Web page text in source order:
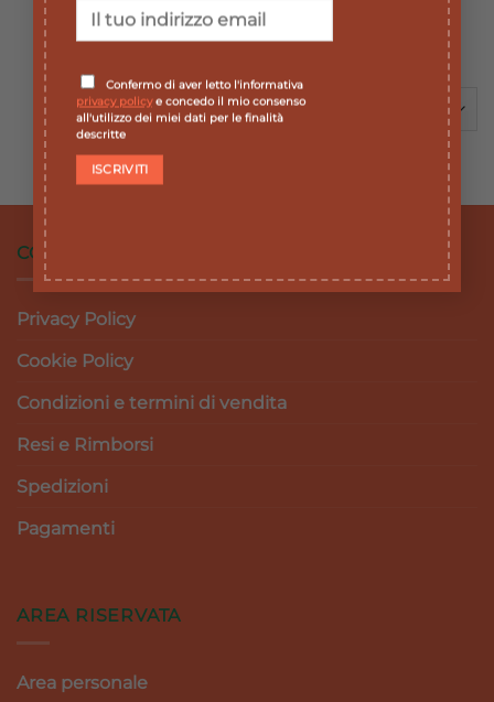
Confermo di aver letto l'informativa
privacy policye concedo il mio consenso
all'utilizzo dei miei dati per le finalità
descritte
11,90
€
Il
prezzo
originale
era:
11,90 €.
10,71
è:
10,71 €.
prezzo
originale
era:
prezzo
attuale
è:
CONDIZIONI DI VENDITA
Privacy Policy
Cookie Policy
Condizioni e termini di vendita
Resi e Rimborsi
Spedizioni
Pagamenti
AREA RISERVATA
Area personale